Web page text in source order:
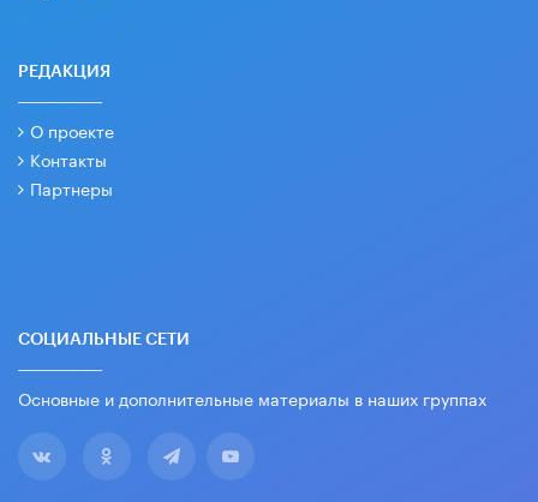
РЕДАКЦИЯ
О проекте
Контакты
Партнеры
СОЦИАЛЬНЫЕ СЕТИ
Основные и дополнительные материалы в наших группах